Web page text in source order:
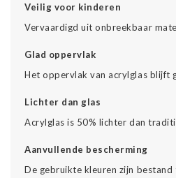
Veilig voor kinderen
Vervaardigd uit onbreekbaar
Glad oppervlak
Het oppervlak van acrylglas blijft
Lichter dan glas
Acrylglas is 50% lichter dan
Aanvullende bescherming
De gebruikte kleuren zijn bestand